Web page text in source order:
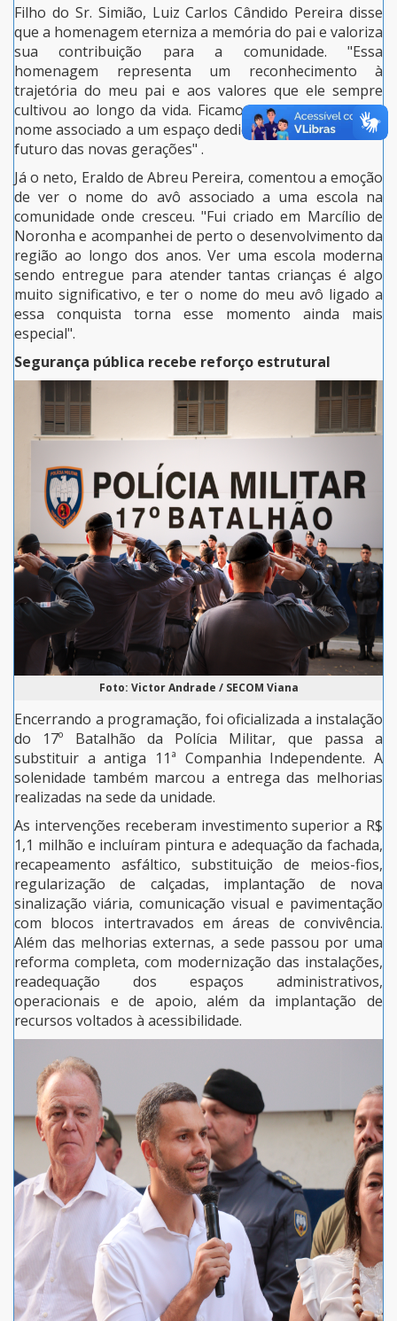
Filho do Sr. Simião, Luiz Carlos Cândido Pereira disse
que a homenagem eterniza a memória do pai e valoriza
sua contribuição para a comunidade. "Essa
homenagem representa um reconhecimento à
trajetória do meu pai e aos valores que ele sempre
cultivou ao longo da vida. Ficamos felizes em ver seu
nome associado a um espaço dedicado à educação e ao
futuro das novas gerações" .
Já o neto, Eraldo de Abreu Pereira, comentou a emoção
de ver o nome do avô associado a uma escola na
comunidade onde cresceu. "Fui criado em Marcílio de
Noronha e acompanhei de perto o desenvolvimento da
região ao longo dos anos. Ver uma escola moderna
sendo entregue para atender tantas crianças é algo
muito significativo, e ter o nome do meu avô ligado a
essa conquista torna esse momento ainda mais
especial".
Segurança pública recebe reforço estrutural
Foto: Victor Andrade / SECOM Viana
Encerrando a programação, foi oficializada a instalação
do 17º Batalhão da Polícia Militar, que passa a
substituir a antiga 11ª Companhia Independente. A
solenidade também marcou a entrega das melhorias
realizadas na sede da unidade.
As intervenções receberam investimento superior a R$
1,1 milhão e incluíram pintura e adequação da fachada,
recapeamento asfáltico, substituição de meios-fios,
regularização de calçadas, implantação de nova
sinalização viária, comunicação visual e pavimentação
com blocos intertravados em áreas de convivência.
Além das melhorias externas, a sede passou por uma
reforma completa, com modernização das instalações,
readequação dos espaços administrativos,
operacionais e de apoio, além da implantação de
recursos voltados à acessibilidade.